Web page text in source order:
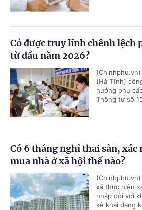
Có được truy lĩnh chênh lệch
từ đầu năm 2026?
(Hà Tĩnh)
hưởng phụ
Thông tư số
Có 6 tháng nghỉ thai sản, xác
mua nhà ở xã hội thế nào?
xã thực hiện
nhập đối với
kê khai đang